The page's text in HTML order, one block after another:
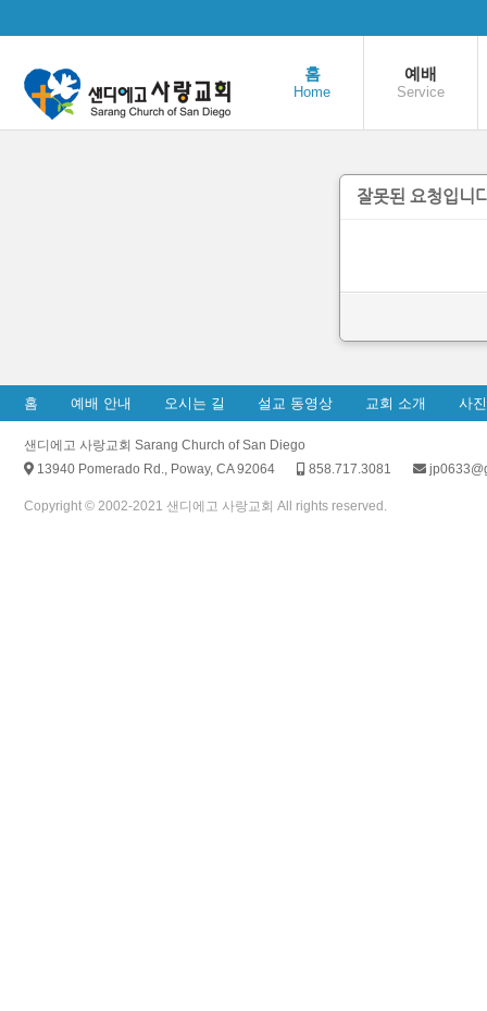
홈
Home
예배
Service
잘못된 요청입니
홈 예배 안내 오시는 길 설교 동영상 교회 소개 사
샌디에고 사랑교회 Sarang Church of San Diego
13940 Pomerado Rd., Poway, CA 92064
858.717.3081
Copyright © 2002-2021 샌디에고 사랑교회 All rights reserved.